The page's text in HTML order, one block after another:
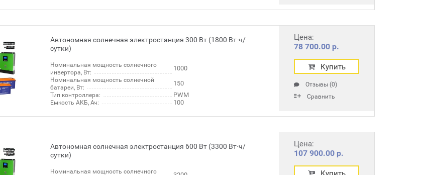
Автономная солнечная электростанция 300 Вт (1800 Вт∙ч/
сутки)
Номинальная мощность солнечного
инвертора, Вт:
1000
Номинальная мощность солнечной
батареи, Вт:
150
Тип контроллера: PWM
Емкость АКБ, Ач: 100
Цена:
78 700.00 р.
Купить
Отзывы (0)
Сравнить
Автономная солнечная электростанция 600 Вт (3300 Вт∙ч/
сутки)
Номинальная мощность солнечного
Цена:
107 900.00 р.